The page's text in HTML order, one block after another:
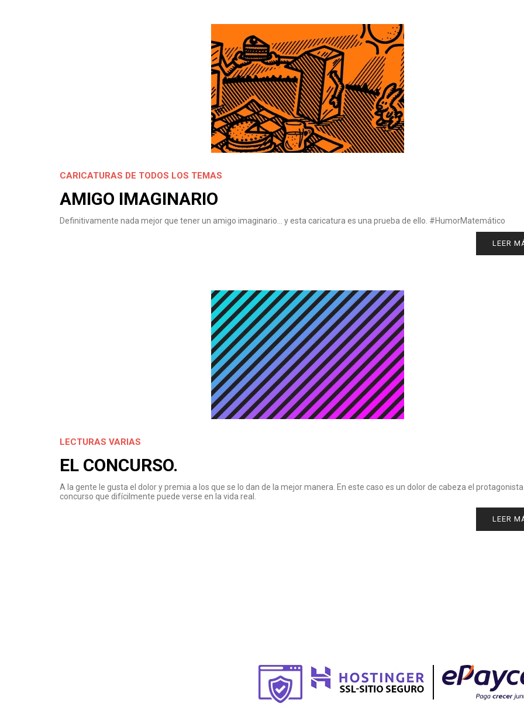
CARICATURAS DE TODOS LOS TEMAS
AMIGO IMAGINARIO
Definitivamente nada mejor que tener un amigo imaginario… y esta caricatura es una prueba de ello. #HumorMatemático
LEER
LECTURAS VARIAS
EL CONCURSO.
A la gente le gusta el dolor y premia a los que se lo dan de la mejor manera. En este caso es un dolor de cabeza el
concurso que difícilmente puede verse en la vida real.
LEER